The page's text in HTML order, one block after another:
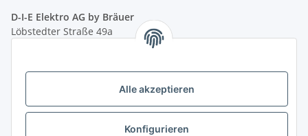
Alle akzeptieren
Konfigurieren
D-I-E Elektro AG by Bräuer
Löbstedter Straße 49a
( siehe Google-Maps )
Öffnungszeiten:
10.00 - 18.00 Uhr
Ladenpreis versus Internetpreis